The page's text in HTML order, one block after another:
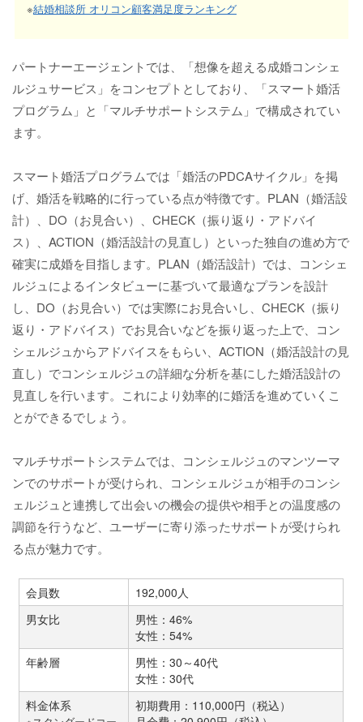
※結婚相談所 オリコン顧客満足度ランキング
パートナーエージェントでは、「想像を超える成婚コンシェ
ルジュサービス」をコンセプトとしており、「スマート婚活
プログラム」と「マルチサポートシステム」で構成されてい
ます。
スマート婚活プログラムでは「婚活のPDCAサイクル」を掲
げ、婚活を戦略的に行っている点が特徴です。PLAN（婚活設
計）、DO（お見合い）、CHECK（振り返り・アドバイ
ス）、ACTION（婚活設計の見直し）といった独自の進め方で
確実に成婚を目指します。PLAN（婚活設計）では、コンシェ
ルジュによるインタビューに基づいて最適なプランを設計
し、DO（お見合い）では実際にお見合いし、CHECK（振り
返り・アドバイス）でお見合いなどを振り返った上で、コン
シェルジュからアドバイスをもらい、ACTION（婚活設計の見
直し）でコンシェルジュの詳細な分析を基にした婚活設計の
見直しを行います。これにより効率的に婚活を進めていくこ
とができるでしょう。
マルチサポートシステムでは、コンシェルジュのマンツーマ
ンでのサポートが受けられ、コンシェルジュが相手のコンシ
ェルジュと連携して出会いの機会の提供や相手との温度感の
調節を行うなど、ユーザーに寄り添ったサポートが受けられ
る点が魅力です。
会員数
192,000人
男女比
男性：46%
女性：54%
年齢層
男性：30～40代
女性：30代
料金体系
初期費用：110,000円（税込）